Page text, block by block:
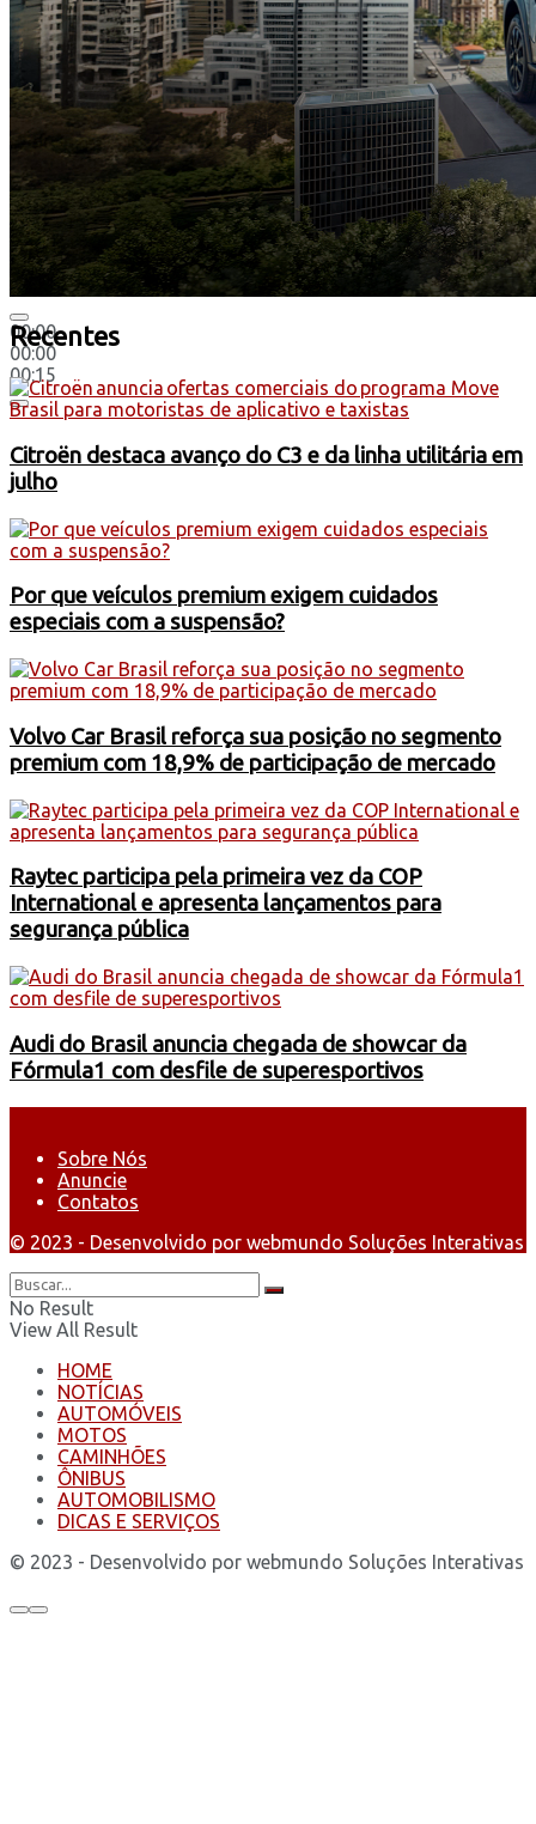
00:00
00:00
00:15
Recentes
Citroën destaca avanço do C3 e da linha utilitária em
julho
Por que veículos premium exigem cuidados
especiais com a suspensão?
Volvo Car Brasil reforça sua posição no segmento
premium com 18,9% de participação de mercado
Raytec participa pela primeira vez da COP
International e apresenta lançamentos para
segurança pública
Audi do Brasil anuncia chegada de showcar da
Fórmula1 com desfile de superesportivos
Sobre Nós
Anuncie
Contatos
© 2023 - Desenvolvido por webmundo Soluções Interativas
No Result
View All Result
HOME
NOTÍCIAS
AUTOMÓVEIS
MOTOS
CAMINHÕES
ÔNIBUS
AUTOMOBILISMO
DICAS E SERVIÇOS
© 2023 - Desenvolvido por webmundo Soluções Interativas